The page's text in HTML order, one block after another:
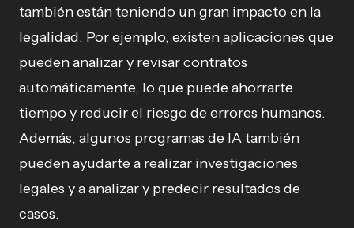
también están teniendo un gran impacto en la
legalidad. Por ejemplo, existen aplicaciones que
pueden analizar y revisar contratos
automáticamente, lo que puede ahorrarte
tiempo y reducir el riesgo de errores humanos.
Además, algunos programas de IA también
pueden ayudarte a realizar investigaciones
legales y a analizar y predecir resultados de
casos.